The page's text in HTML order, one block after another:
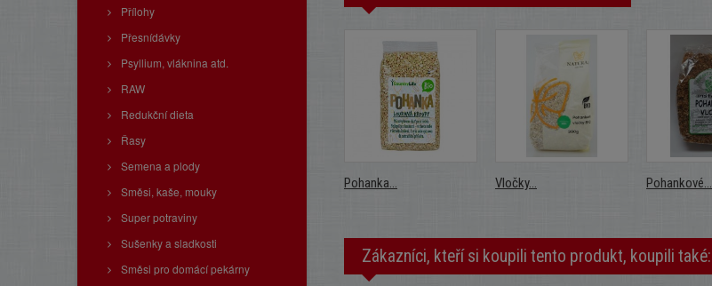
Přílohy
Přesnídávky
Psyllium, vláknina atd.
RAW
Redukční dieta
Řasy
Semena a plody
Směsi, kaše, mouky
Super potraviny
Sušenky a sladkosti
Směsi pro domácí pekárny
Pohanka... Vločky... Pohankové...
Zákazníci, kteří si koupili tento produkt, koupili také: